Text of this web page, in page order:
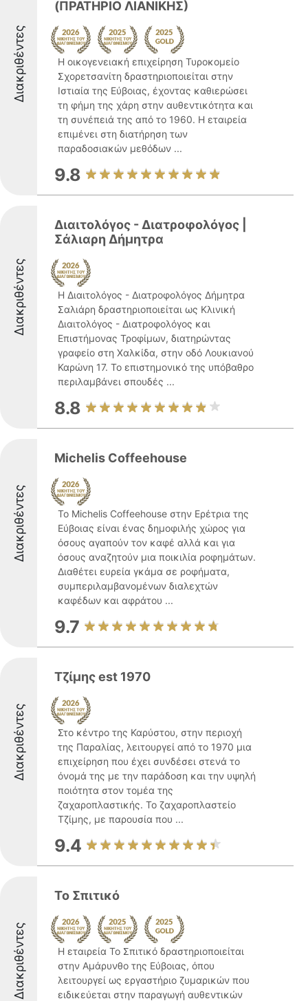
Διακριθέντες
(ΠΡΑΤΗΡΙΟ ΛΙΑΝΙΚΗΣ)
Η οικογενειακή επιχείρηση Τυροκομείο
Σχορετσανίτη δραστηριοποιείται στην
Ιστιαία της Εύβοιας, έχοντας καθιερώσει
τη φήμη της χάρη στην αυθεντικότητα και
τη συνέπειά της από το 1960. Η εταιρεία
επιμένει στη διατήρηση των
παραδοσιακών μεθόδων ...
9.8
Διακριθέντες
Διαιτολόγος - Διατροφολόγος |
Σάλιαρη Δήμητρα
Η Διαιτολόγος - Διατροφολόγος Δήμητρα
Σαλιάρη δραστηριοποιείται ως Κλινική
Διαιτολόγος - Διατροφολόγος και
Επιστήμονας Τροφίμων, διατηρώντας
γραφείο στη Χαλκίδα, στην οδό Λουκιανού
Καρώνη 17. Το επιστημονικό της υπόβαθρο
περιλαμβάνει σπουδές ...
8.8
Διακριθέντες
Michelis Coffeehouse
Το Michelis Coffeehouse στην Ερέτρια της
Εύβοιας είναι ένας δημοφιλής χώρος για
όσους αγαπούν τον καφέ αλλά και για
όσους αναζητούν μια ποικιλία ροφημάτων.
Διαθέτει ευρεία γκάμα σε ροφήματα,
συμπεριλαμβανομένων διαλεχτών
καφέδων και αφράτου ...
9.7
Διακριθέντες
Τζίμης est 1970
Στο κέντρο της Καρύστου, στην περιοχή
της Παραλίας, λειτουργεί από το 1970 μια
επιχείρηση που έχει συνδέσει στενά το
όνομά της με την παράδοση και την υψηλή
ποιότητα στον τομέα της
ζαχαροπλαστικής. Το ζαχαροπλαστείο
Τζίμης, με παρουσία που ...
9.4
Διακριθέντες
Το Σπιτικό
Η εταιρεία Το Σπιτικό δραστηριοποιείται
στην Αμάρυνθο της Εύβοιας, όπου
λειτουργεί ως εργαστήριο ζυμαρικών που
ειδικεύεται στην παραγωγή αυθεντικών